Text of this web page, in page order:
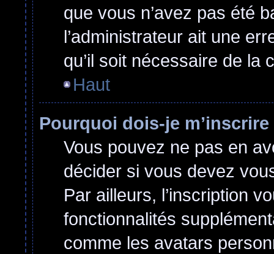
que vous n’avez pas été
l’administrateur ait une
qu’il soit nécessaire de la
Haut
Pourquoi dois-je
Vous pouvez ne pas en
décider si vous devez
Par ailleurs, l’inscription
fonctionnalités
comme les avatars